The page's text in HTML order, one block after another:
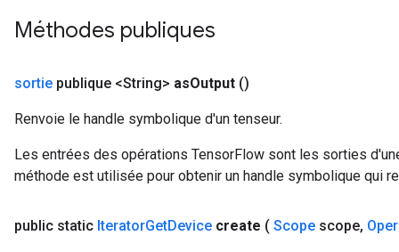
Méthodes publiques
sortie publique <String> asOutput ()
Renvoie le handle symbolique d'un tenseur.
Les entrées des opérations TensorFlow sont les sorties
méthode est utilisée pour obtenir un handle symbolique qui
public static IteratorGetDevice create ( Scope scope,